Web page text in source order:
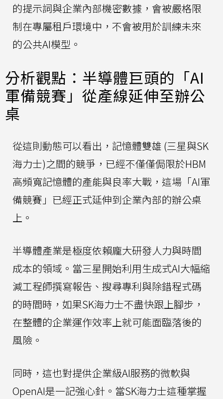
的提示詞與企業內部機密數據，會被嚴格限
制在專屬租戶環境中，不會被用於訓練未來
的公共AI模型。
分析觀點：半導體巨頭的「AI
軍備競賽」從產線延伸至辦公
桌
從這則動態可以看出，記憶體雙雄 (三星與SK
海力士)之間的競爭，已經不僅僅侷限於HBM
高頻寬記憶體的產能與良率大戰，這場「AI軍
備競賽」已經正式延伸到企業內部的辦公桌
上。
半導體產業是極度依賴龐大研發人力與時間
成本的領域。當三星開始利用生成式AI大幅縮
減工程師撰寫報告、搜尋專利與除錯程式碼
的時間時，如果SK海力士不盡快跟上腳步，
在整體的企業運作效率上就可能面臨落後的
風險。
同時，這也對提供企業級AI服務的微軟與
OpenAI是一記強心針。當SK海力士這種掌握